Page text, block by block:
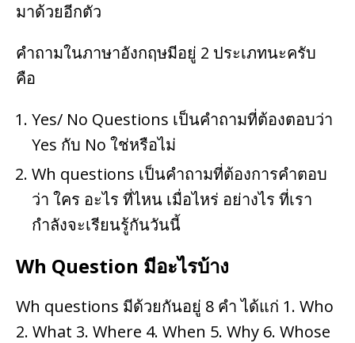
มาด้วยอีกตัว
คำถามในภาษาอังกฤษมีอยู่ 2 ประเภทนะครับ
คือ
Yes/ No Questions เป็นคำถามที่ต้องตอบว่า
Yes กับ No ใช่หรือไม่
Wh questions เป็นคำถามที่ต้องการคำตอบ
ว่า ใคร อะไร ที่ไหน เมื่อไหร่ อย่างไร ที่เรา
กำลังจะเรียนรู้กันวันนี้
Wh Question มีอะไรบ้าง
Wh questions มีด้วยกันอยู่ 8 คำ ได้แก่ 1. Who
2. What 3. Where 4. When 5. Why 6. Whose